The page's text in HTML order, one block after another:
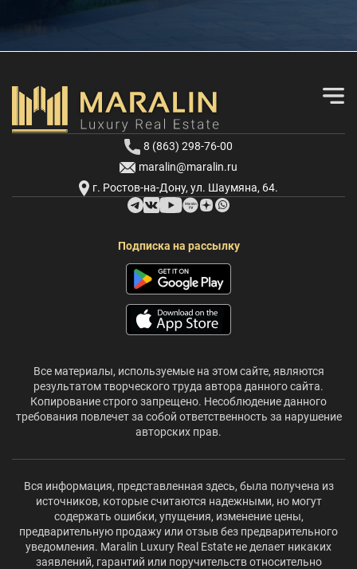
8 (863) 298-76-00
maralin@maralin.ru
г. Ростов-на-Дону, ул. Шаумяна, 64.
Подписка на рассылку
Все материалы, используемые на этом сайте, являются
результатом творческого труда автора данного сайта.
Копирование строго запрещено. Несоблюдение данного
требования повлечет за собой ответственность за нарушение
авторских прав.
Вся информация, представленная здесь, была получена из
источников, которые считаются надежными, но могут
содержать ошибки, упущения, изменение цены,
предварительную продажу или отзыв без предварительного
уведомления. Maralin Luxury Real Estate не делает никаких
заявлений, гарантий или поручительств относительно